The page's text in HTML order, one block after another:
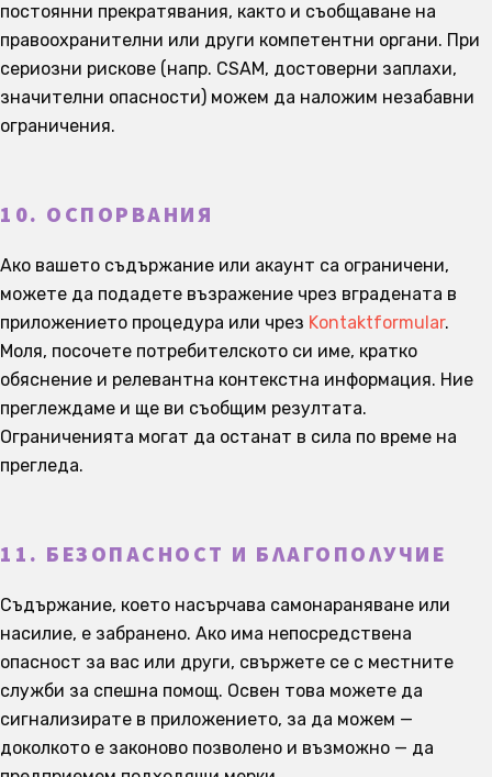
постоянни прекратявания, както и съобщаване на
правоохранителни или други компетентни органи. При
сериозни рискове (напр. CSAM, достоверни заплахи,
значителни опасности) можем да наложим незабавни
ограничения.
10. ОСПОРВАНИЯ
Ако вашето съдържание или акаунт са ограничени,
можете да подадете възражение чрез вградената в
приложението процедура или чрез Kontaktformular.
Моля, посочете потребителското си име, кратко
обяснение и релевантна контекстна информация. Ние
преглеждаме и ще ви съобщим резултата.
Ограниченията могат да останат в сила по време на
прегледа.
11. БЕЗОПАСНОСТ И БЛАГОПОЛУЧИЕ
Съдържание, което насърчава самонараняване или
насилие, е забранено. Ако има непосредствена
опасност за вас или други, свържете се с местните
служби за спешна помощ. Освен това можете да
сигнализирате в приложението, за да можем —
доколкото е законово позволено и възможно — да